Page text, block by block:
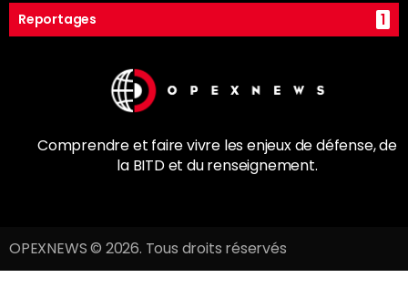
Reportages 1
Comprendre et faire vivre les enjeux dedéfense, de
la BITDet du renseignement.
OPEXNEWS © 2026. Tous droits réservés